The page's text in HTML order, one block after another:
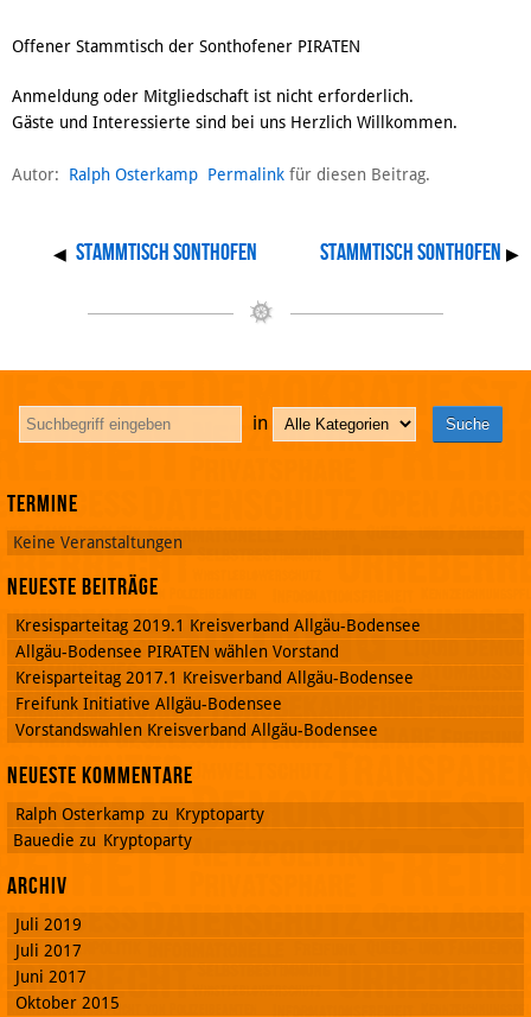
Offener Stammtisch der Sonthofener PIRATEN
Anmeldung oder Mitgliedschaft ist nicht erforderlich.
Gäste und Interessierte sind bei uns Herzlich Willkommen.
Autor: Ralph Osterkamp Permalink für diesen Beitrag.
◀ Stammtisch Sonthofen Stammtisch Sonthofen ▶
in
Termine
Keine Veranstaltungen
Neueste Beiträge
Kresisparteitag 2019.1 Kreisverband Allgäu-Bodensee
Allgäu-Bodensee PIRATEN wählen Vorstand
Kreisparteitag 2017.1 Kreisverband Allgäu-Bodensee
Freifunk Initiative Allgäu-Bodensee
Vorstandswahlen Kreisverband Allgäu-Bodensee
Neueste Kommentare
Ralph Osterkamp zu Kryptoparty
Bauedie zu Kryptoparty
Archiv
Juli 2019
Juli 2017
Juni 2017
Oktober 2015